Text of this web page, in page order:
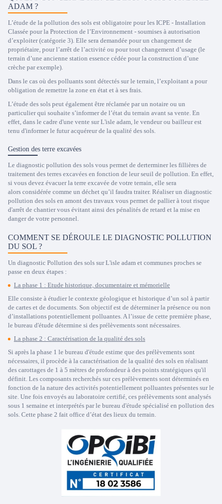
ADAM ?
L’étude de la pollution des sols est obligatoire pour les ICPE - Installation
Classée pour la Protection de l’Environnement - soumises à autorisation
d’exploiter (catégorie 3). Elle sera demandée pour un changement de
propriétaire, pour l’arrêt de l’activité ou pour tout changement d’usage (le
terrain d’une ancienne station essence cédée pour la construction d’une
crèche par exemple).
Dans le cas où des polluants sont détectés sur le terrain, l’exploitant a pour
obligation de remettre la zone en état et à ses frais.
L’étude des sols peut également être réclamée par un notaire ou un
particulier qui souhaite s’informer de l’état du terrain avant sa vente. En
effet, dans le cadre d'une vente sur L'isle adam, le vendeur ou bailleur est
tenu d'informer le futur acquéreur de la qualité des sols.
Gestion des terre excavées
Le diagnostic pollution des sols vous permet de derterminer les fillières de
traitement des terres excavées en fonction de leur seuil de pollution. En effet,
si vous devez évacuer la terre excavée de votre terrain, elle sera
alors considérée comme un déchet qu’il faudra traiter. Réaliser un diagnostic
pollution des sols en amont des travaux vous permet de pallier à tout risque
d'arrêt de chantier vous évitant ainsi des pénalités de retard et la mise en
danger de votre personnel.
COMMENT SE DÉROULE LE DIAGNOSTIC POLLUTION
DU SOL ?
Un diagnostic Pollution des sols sur L'isle adam et communes proches se
passe en deux étapes :
La phase 1 : Etude historique, documentaire et mémorielle
Elle consiste à étudier le contexte géologique et historique d’un sol à partir
de cartes et de documents. Son objectif est de déterminer la présence ou non
d’installations potentiellement polluantes. A l’issue de cette première phase,
le bureau d'étude détermine si des prélèvements sont nécessaires.
La phase 2 : Caractérisation de la qualité des sols
Si après la phase 1 le bureau d'étude estime que des prélèvements sont
nécessaires, il procède à la caractérisation de la qualité des sols en réalisant
des carottages de 1 à 5 mètres de profondeur à des points stratégiques qu'il
définit. Les composants recherchés sur ces prélèvements sont déterminés en
fonction de la nature des activités potentiellement polluantes présentes sur le
site. Une fois envoyés au laboratoire certifié, ces prélèvements sont analysés
sous 1 semaine et interprétés par le bureau d'étude spécialisé en pollution des
sols. Cette phase 2 fait office d’état des lieux du terrain.